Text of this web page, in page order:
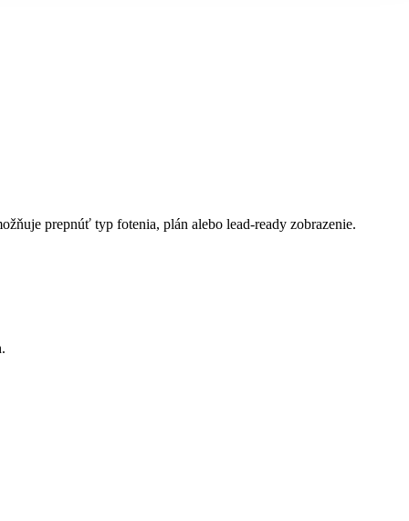
prepnúť typ fotenia, plán alebo lead-ready zobrazenie.